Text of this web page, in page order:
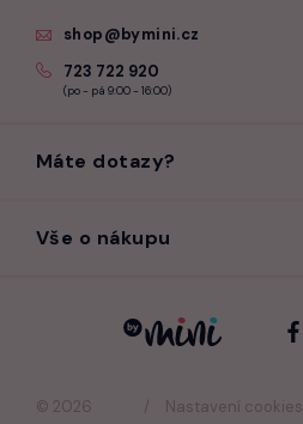
© 2026 Nastavení cookies
shop@bymini.cz
723 722 920
(po - pá 9:00 - 16:00)
Máte dotazy?
Vše o nákupu